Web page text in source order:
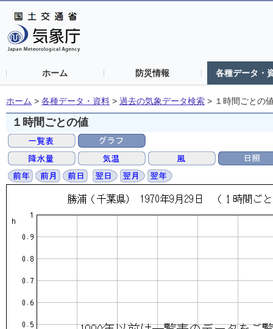
ホーム 防災情報 各種データ・
ホーム > 各種データ・資料 > 過去の気象データ検索 > １時間ごとの
１時間ごとの値